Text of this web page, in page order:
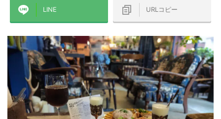
LINE URLコピー